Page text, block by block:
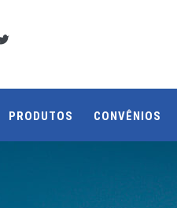
PRODUTOS CONVÊNIOS